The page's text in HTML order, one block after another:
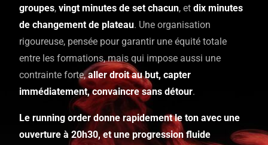
groupes,vingt minutes de set chacun, etdix minutes
de changement de plateau. Une organisation
rigoureuse, pensée pour garantir une équité totale
entre les formations, mais qui impose aussi une
contrainte forte,aller droit au but, capter
immédiatement, convaincre sans détour.
Le running order donne rapidement le ton avec une
ouverture à 20h30, et une progression fluide